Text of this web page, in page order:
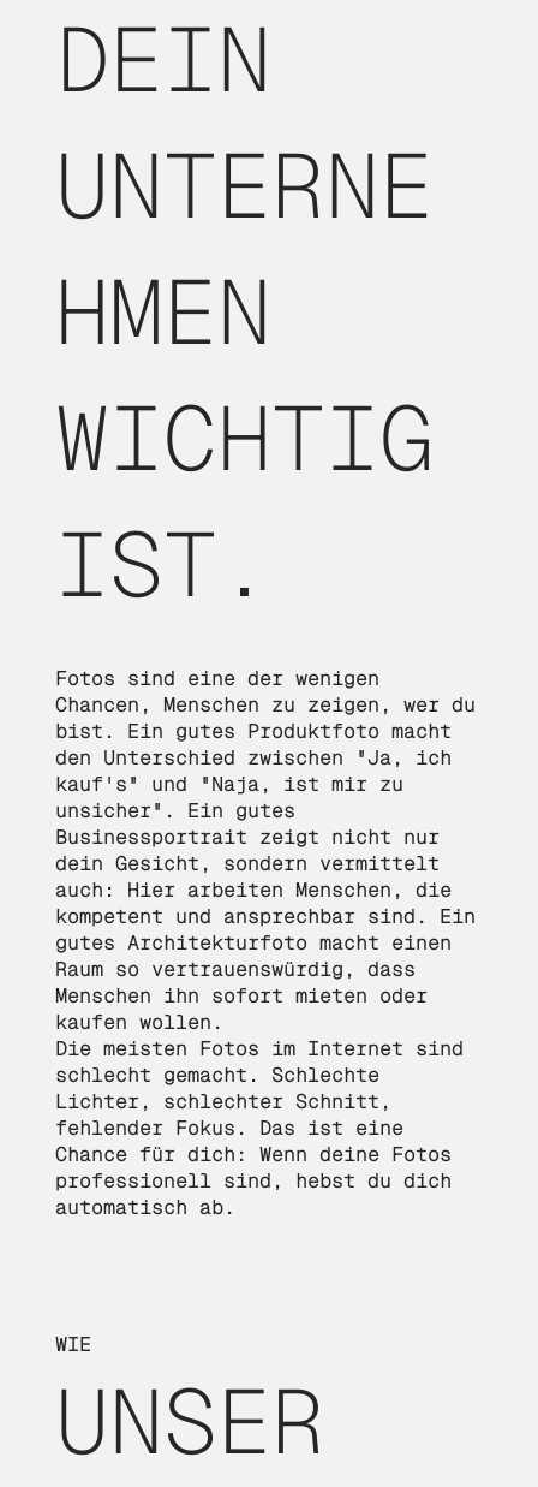
DEIN
UNTERNE
HMEN
WICHTIG
IST.
Fotos sind eine der wenigen
Chancen, Menschen zu zeigen, wer du
bist. Ein gutes Produktfoto macht
den Unterschied zwischen "Ja, ich
kauf's" und "Naja, ist mir zu
unsicher". Ein gutes
Businessportrait zeigt nicht nur
dein Gesicht, sondern vermittelt
auch: Hier arbeiten Menschen, die
kompetent und ansprechbar sind. Ein
gutes Architekturfoto macht einen
Raum so vertrauenswürdig, dass
Menschen ihn sofort mieten oder
kaufen wollen.
Die meisten Fotos im Internet sind
schlecht gemacht. Schlechte
Lichter, schlechter Schnitt,
fehlender Fokus. Das ist eine
Chance für dich: Wenn deine Fotos
professionell sind, hebst du dich
automatisch ab.
WIE
UNSER